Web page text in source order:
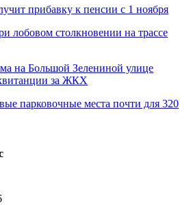
прибавку к пенсии с 1 ноября
лобовом столкновении на трассе
на Большой Зелениной улице
за ЖКХ
парковочные места почти для 320